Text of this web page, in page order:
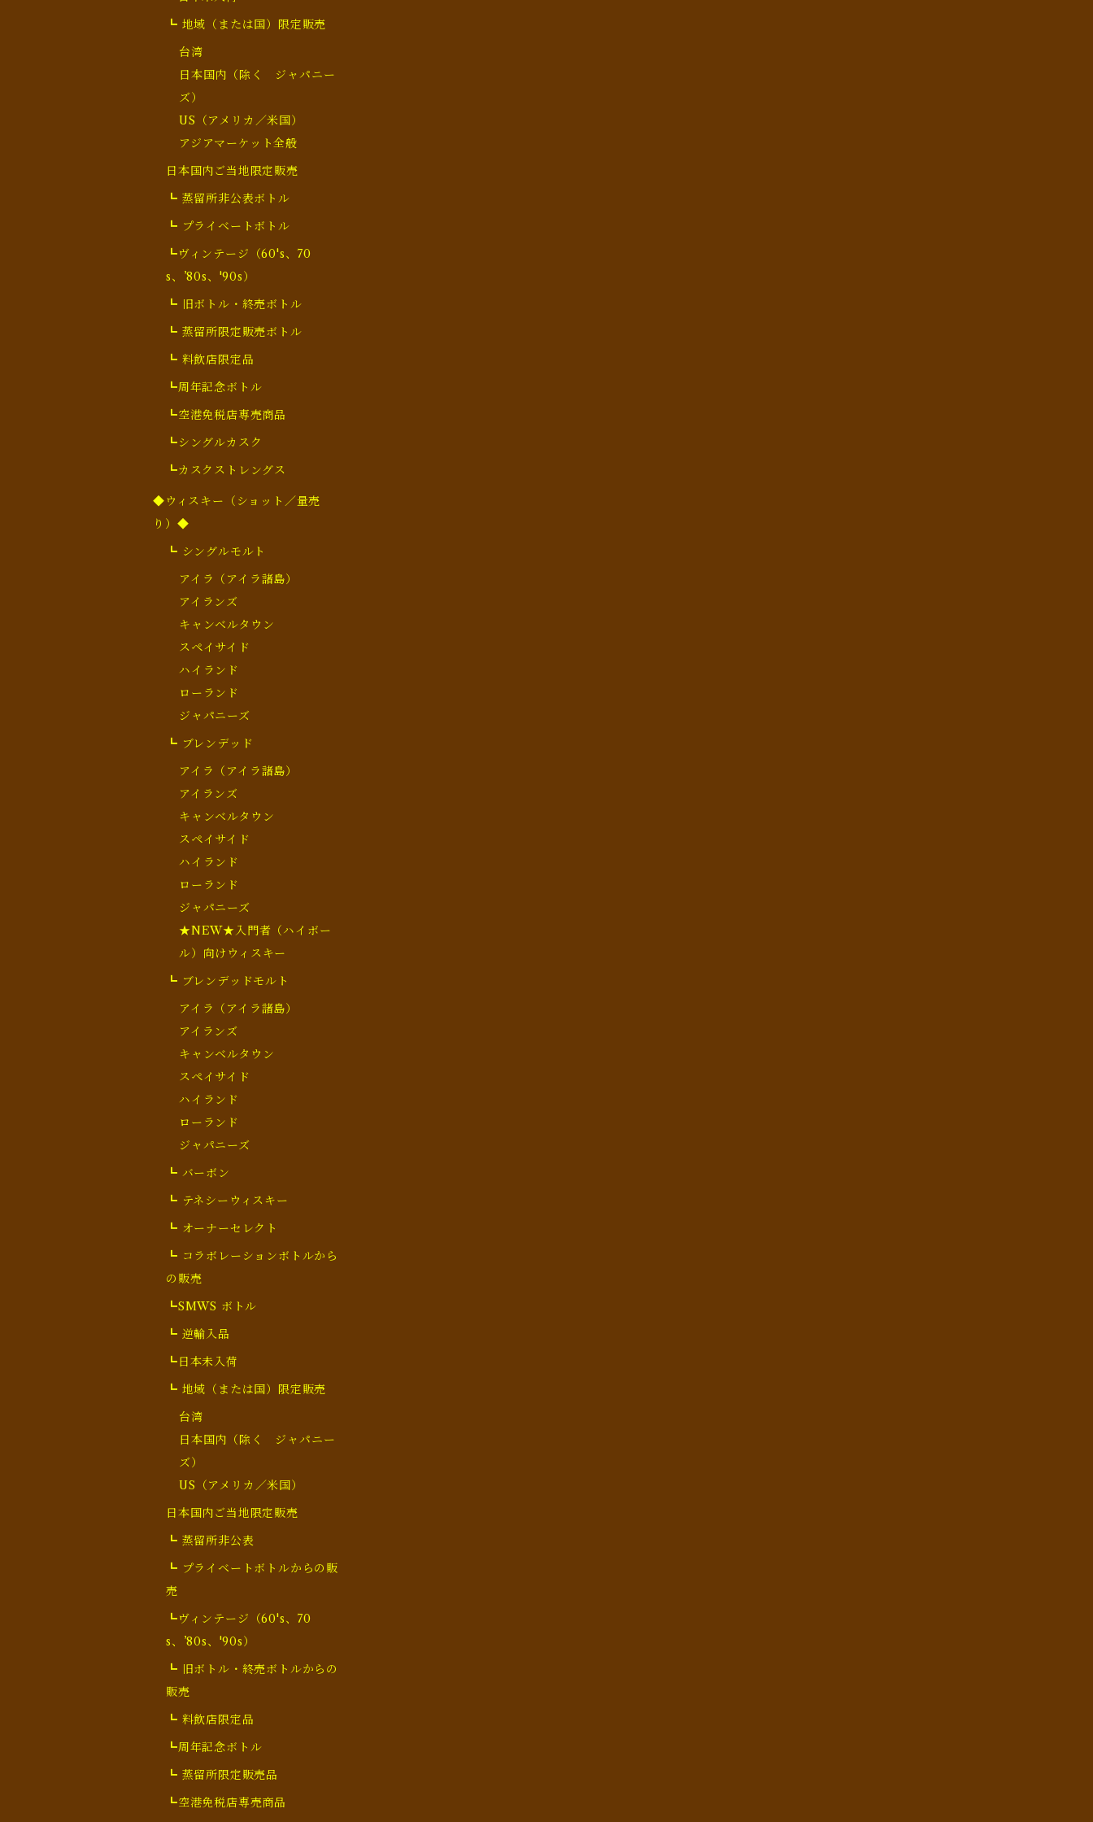
┗ 地域（または国）限定販売
台湾
日本国内（除く ジャパニー
ズ）
US（アメリカ／米国）
アジアマーケット全般
日本国内ご当地限定販売
┗ 蒸留所非公表ボトル
┗ プライベートボトル
┗ヴィンテージ（60's、70
s、’80s、'90s）
┗ 旧ボトル・終売ボトル
┗ 蒸留所限定販売ボトル
┗ 料飲店限定品
┗周年記念ボトル
┗空港免税店専売商品
┗シングルカスク
┗カスクストレングス
◆ウィスキー（ショット／量売
り）◆
┗ シングルモルト
アイラ（アイラ諸島）
アイランズ
キャンベルタウン
スペイサイド
ハイランド
ローランド
ジャパニーズ
┗ ブレンデッド
アイラ（アイラ諸島）
アイランズ
キャンベルタウン
スペイサイド
ハイランド
ローランド
ジャパニーズ
★NEW★入門者（ハイボー
ル）向けウィスキー
┗ ブレンデッドモルト
アイラ（アイラ諸島）
アイランズ
キャンベルタウン
スペイサイド
ハイランド
ローランド
ジャパニーズ
┗ バーボン
┗ テネシーウィスキー
┗ オーナーセレクト
┗ コラボレーションボトルから
の販売
┗SMWS ボトル
┗ 逆輸入品
┗日本未入荷
┗ 地域（または国）限定販売
台湾
日本国内（除く ジャパニー
ズ）
US（アメリカ／米国）
日本国内ご当地限定販売
┗ 蒸留所非公表
┗ プライベートボトルからの販
売
┗ヴィンテージ（60's、70
s、’80s、'90s）
┗ 旧ボトル・終売ボトルからの
販売
┗ 料飲店限定品
┗周年記念ボトル
┗ 蒸留所限定販売品
┗空港免税店専売商品